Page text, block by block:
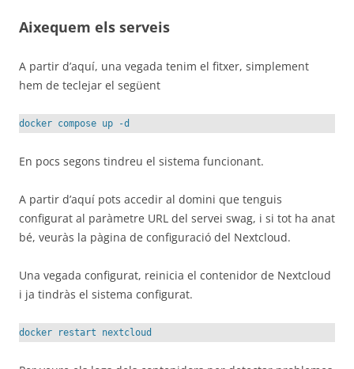
Aixequem els serveis
A partir d’aquí, una vegada tenim el fitxer, simplement
hem de teclejar el següent
docker compose up -d
En pocs segons tindreu el sistema funcionant.
A partir d’aquí pots accedir al domini que tenguis
configurat al paràmetre URL del servei swag, i si tot ha anat
bé, veuràs la pàgina de configuració del Nextcloud.
Una vegada configurat, reinicia el contenidor de Nextcloud
i ja tindràs el sistema configurat.
docker restart nextcloud